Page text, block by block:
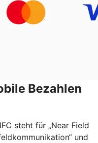
Bezahlen
steht für „Near Field
und